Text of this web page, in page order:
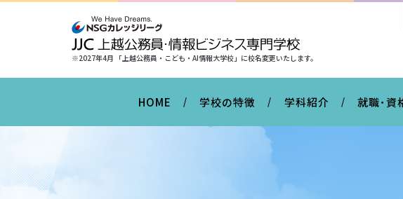
※2027年4月 「上越公務員・こども・AI情報大学校」に校名変更いたします。
HOME 学校の特徴 学科紹介 就職･資